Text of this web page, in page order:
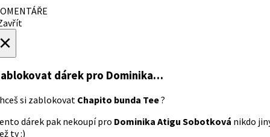
dárek pro Dominika…
si zablokovat Chapito bunda Tee?
dárek pak nekoupí pro Dominika Atigu Sobotková nikdo
ty :)